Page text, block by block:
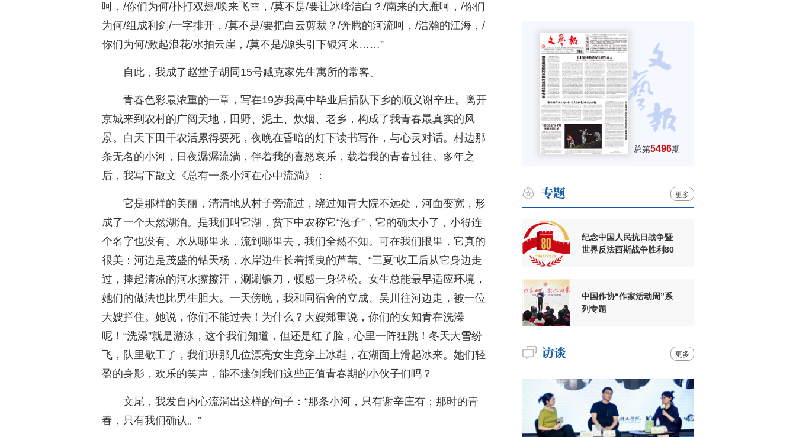
呵，/你们为何/扑打双翅/唤来飞雪，/莫不是/要让冰峰洁白？/南来的大雁呵，/你们
为何/组成利剑/一字排开，/莫不是/要把白云剪裁？/奔腾的河流呵，/浩瀚的江海，/
你们为何/激起浪花/水拍云崖，/莫不是/源头引下银河来……”
自此，我成了赵堂子胡同15号臧克家先生寓所的常客。
青春色彩最浓重的一章，写在19岁我高中毕业后插队下乡的顺义谢辛庄。离开
京城来到农村的广阔天地，田野、泥土、炊烟、老乡，构成了我青春最真实的风
景。白天下田干农活累得要死，夜晚在昏暗的灯下读书写作，与心灵对话。村边那
条无名的小河，日夜潺潺流淌，伴着我的喜怒哀乐，载着我的青春过往。多年之
后，我写下散文《总有一条小河在心中流淌》：
它是那样的美丽，清清地从村子旁流过，绕过知青大院不远处，河面变宽，形
成了一个天然湖泊。是我们叫它湖，贫下中农称它“泡子”，它的确太小了，小得连
个名字也没有。水从哪里来，流到哪里去，我们全然不知。可在我们眼里，它真的
很美：河边是茂盛的钻天杨，水岸边生长着摇曳的芦苇。“三夏”收工后从它身边走
过，捧起清凉的河水擦擦汗，涮涮镰刀，顿感一身轻松。女生总能最早适应环境，
她们的做法也比男生胆大。一天傍晚，我和同宿舍的立成、吴川往河边走，被一位
大嫂拦住。她说，你们不能过去！为什么？大嫂郑重说，你们的女知青在洗澡
呢！“洗澡”就是游泳，这个我们知道，但还是红了脸，心里一阵狂跳！冬天大雪纷
飞，队里歇工了，我们班那几位漂亮女生竟穿上冰鞋，在湖面上滑起冰来。她们轻
盈的身影，欢乐的笑声，能不迷倒我们这些正值青春期的小伙子们吗？
文尾，我发自内心流淌出这样的句子：“那条小河，只有谢辛庄有；那时的青
春，只有我们确认。”
总第5496期
更多
纪念中国人民抗日战争暨
世界反法西斯战争胜利80
中国作协“作家活动周”系
列专题
更多